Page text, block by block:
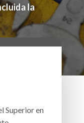
la
Superior en